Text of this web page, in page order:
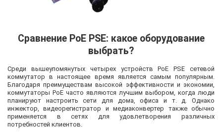
Сравнение PoE PSE: какое оборудование
выбрать?
Среди вышеупомянутых четырех устройств PoE PSE сетевой
коммутатор в настоящее время является самым популярным.
Благодаря преимуществам высокой эффективности и экономии,
коммутаторы PoE часто являются лучшим выбором, когда люди
планируют настроить сети для дома, офиса и т. д. Однако
инжектор, видеорегистратор и медиаконвертер также обычно
применяется в сетях для удовлетворения различных
потребностей клиентов.